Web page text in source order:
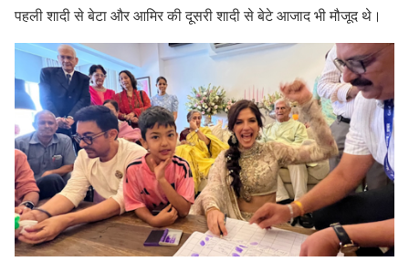
पहली शादी से बेटा और आमिर की दूसरी शादी से बेटे आजाद भी मौजूद थे।